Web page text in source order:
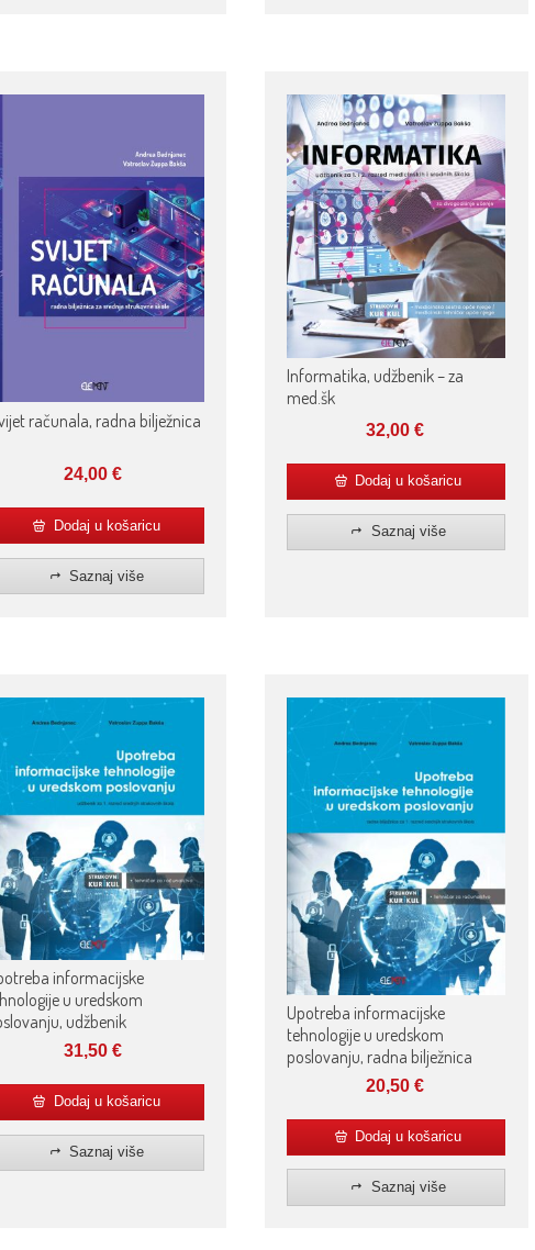
računala, radna bilježnica
24,00€
Dodaj u košaricu
Saznaj više
Informatika, udžbenik – za
med.šk
32,00 €
Dodaj u košaricu
Saznaj više
informacijske
u uredskom
udžbenik
31,50€
Dodaj u košaricu
Saznaj više
Upotreba informacijske
tehnologije u uredskom
poslovanju, radna bilježnica
20,50 €
Dodaj u košaricu
Saznaj više